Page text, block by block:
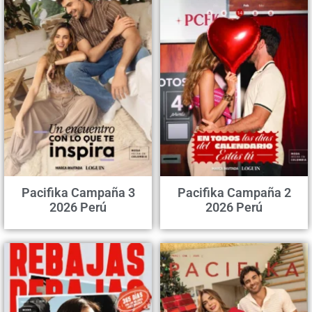
Pacifika Campaña 3
2026 Perú
Pacifika Campaña 2
2026 Perú